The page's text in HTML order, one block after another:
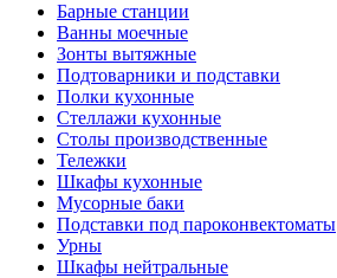
Барные станции
Ванны моечные
Зонты вытяжные
Подтоварники и подставки
Полки кухонные
Стеллажи кухонные
Столы производственные
Тележки
Шкафы кухонные
Мусорные баки
Подставки под пароконвектоматы
Урны
Шкафы нейтральные